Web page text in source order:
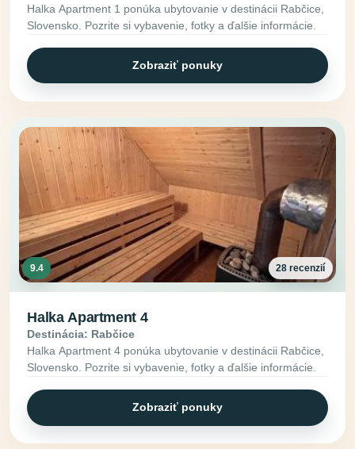
Halka Apartment 1 ponúka ubytovanie v destinácii Rabčice,
Slovensko. Pozrite si vybavenie, fotky a ďalšie informácie.
Zobraziť ponuky
9.4 28 recenzií
Halka Apartment 4
Destinácia: Rabčice
Halka Apartment 4 ponúka ubytovanie v destinácii Rabčice,
Slovensko. Pozrite si vybavenie, fotky a ďalšie informácie.
Zobraziť ponuky